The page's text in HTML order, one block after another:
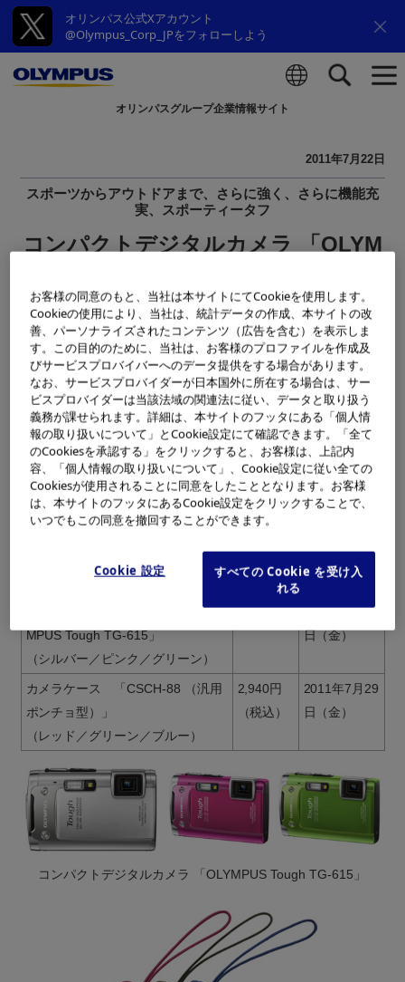
オリンパス公式Xアカウント
@Olympus_Corp_JPをフォローしよう
オリンパスグループ企業情報サイト
2011年7月22日
スポーツからアウトドアまで、さらに強く、さらに機能充
実、スポーティータフ
コンパクトデジタルカメラ 「OLYM
および 関連アクセサリー発売日決定
のお知らせ
オリンパスイメージング株式会社は、先般2011年7月13日の
発表時には「2011年7月下旬発売」とさせていただいており
ました、コンパクトデジタルカメラ 「OLYMPUS Tough TG
-615」および関連アクセサリーにつきまして、下記のとお
り、発売日を「2011年7月29日（金）」と決定しましたの
で、お知らせいたします。
記
価格
コンパクトデジタルカメラ 「OLY
MPUS Tough TG-615」
（シルバー／ピンク／グリーン）
オープン
2011年7月29
日（金）
カメラケース 「CSCH-88 （汎用
ポンチョ型）」
（レッド／グリーン／ブルー）
2,940円
（税込）
2011年7月29
日（金）
コンパクトデジタルカメラ 「OLYMPUS Tough TG-615」
お客様の同意のもと、当社は本サイトにてCookieを使用します。
Cookieの使用により、当社は、統計データの作成、本サイトの改
善、パーソナライズされたコンテンツ（広告を含む）を表示しま
す。この目的のために、当社は、お客様のプロファイルを作成及
びサービスプロバイバーへのデータ提供をする場合があります。
なお、サービスプロバイダーが日本国外に所在する場合は、サー
ビスプロバイダーは当該法域の関連法に従い、データと取り扱う
義務が課せられます。詳細は、本サイトのフッタにある「個人情
報の取り扱いについて」とCookie設定にて確認できます。「全て
のCookiesを承認する」をクリックすると、お客様は、上記内
容、「個人情報の取り扱いについて」、Cookie設定に従い全ての
Cookiesが使用されることに同意をしたこととなります。お客様
は、本サイトのフッタにあるCookie設定をクリックすることで、
いつでもこの同意を撤回することができます。
Cookie 設定
すべての Cookie を受け入
れる